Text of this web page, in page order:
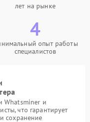
лет на рынке
4
опыт работы
специалистов
Whatsminer и
что гарантирует
сохранение